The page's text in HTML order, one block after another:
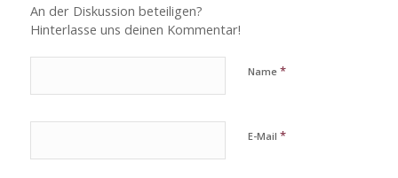
An der Diskussion beteiligen?
Hinterlasse uns deinen Kommentar!
Name *
E-Mail *